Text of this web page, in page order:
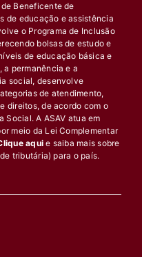
Beneficente de
de educação e assistência
o Programa de Inclusão
bolsas de estudo e
de educação básica e
a permanência e a
social, desenvolve
de atendimento,
direitos, de acordo com o
Social. A ASAV atua em
meio da Lei Complementar
aquie saiba mais sobre
tributária) para o país.